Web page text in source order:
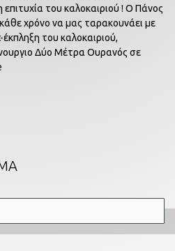
επιτυχία του καλοκαιριού ! Ο Πάνος
χρόνο να μας ταρακουνάει με
του καλοκαιριού,
Δύο Μέτρα Ουρανός σε